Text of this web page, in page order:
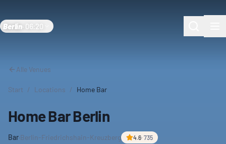
Berlin 06:20
Alle Venues
Start / Locations / Home Bar
Home Bar Berlin
Bar·Berlin-Friedrichshain-Kreuzberg 4.6· 735